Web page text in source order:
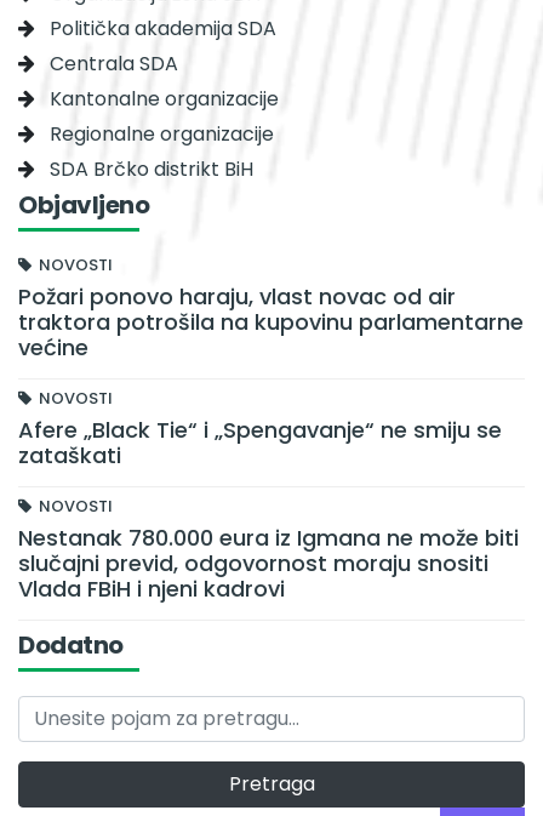
Politička akademija SDA
Centrala SDA
Kantonalne organizacije
Regionalne organizacije
SDA Brčko distrikt BiH
Objavljeno
NOVOSTI
Požari ponovo haraju, vlast novac od air
traktora potrošila na kupovinu parlamentarne
većine
NOVOSTI
Afere „Black Tie“ i „Spengavanje“ ne smiju se
zataškati
NOVOSTI
Nestanak 780.000 eura iz Igmana ne može biti
slučajni previd, odgovornost moraju snositi
Vlada FBiH i njeni kadrovi
Dodatno
Pretraga